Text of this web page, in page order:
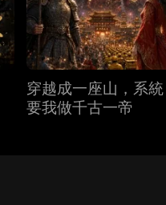
穿越成一座山，系統
要我做千古一帝